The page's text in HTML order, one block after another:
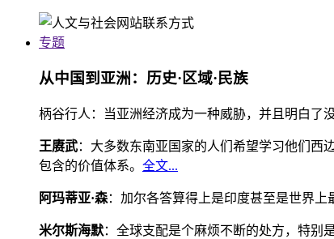
专题
从中国到亚洲：历史·区域·民族
柄谷行人：当亚洲经济成为一种威胁，并且明白了
王赓武：大多数东南亚国家的人们希望学习他们西
包含的价值体系。 全文...
阿玛蒂亚·森：加尔各答算得上是印度甚至是世界
米尔斯海默：全球支配是个麻烦不断的处方，特别